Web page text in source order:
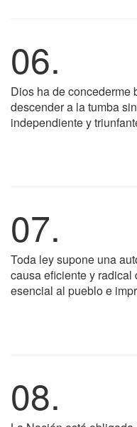
06.
Dios ha de concederme
descender a la tumba
independiente y
07.
Toda ley supone una
causa eficiente y radical
esencial al pueblo e
08.